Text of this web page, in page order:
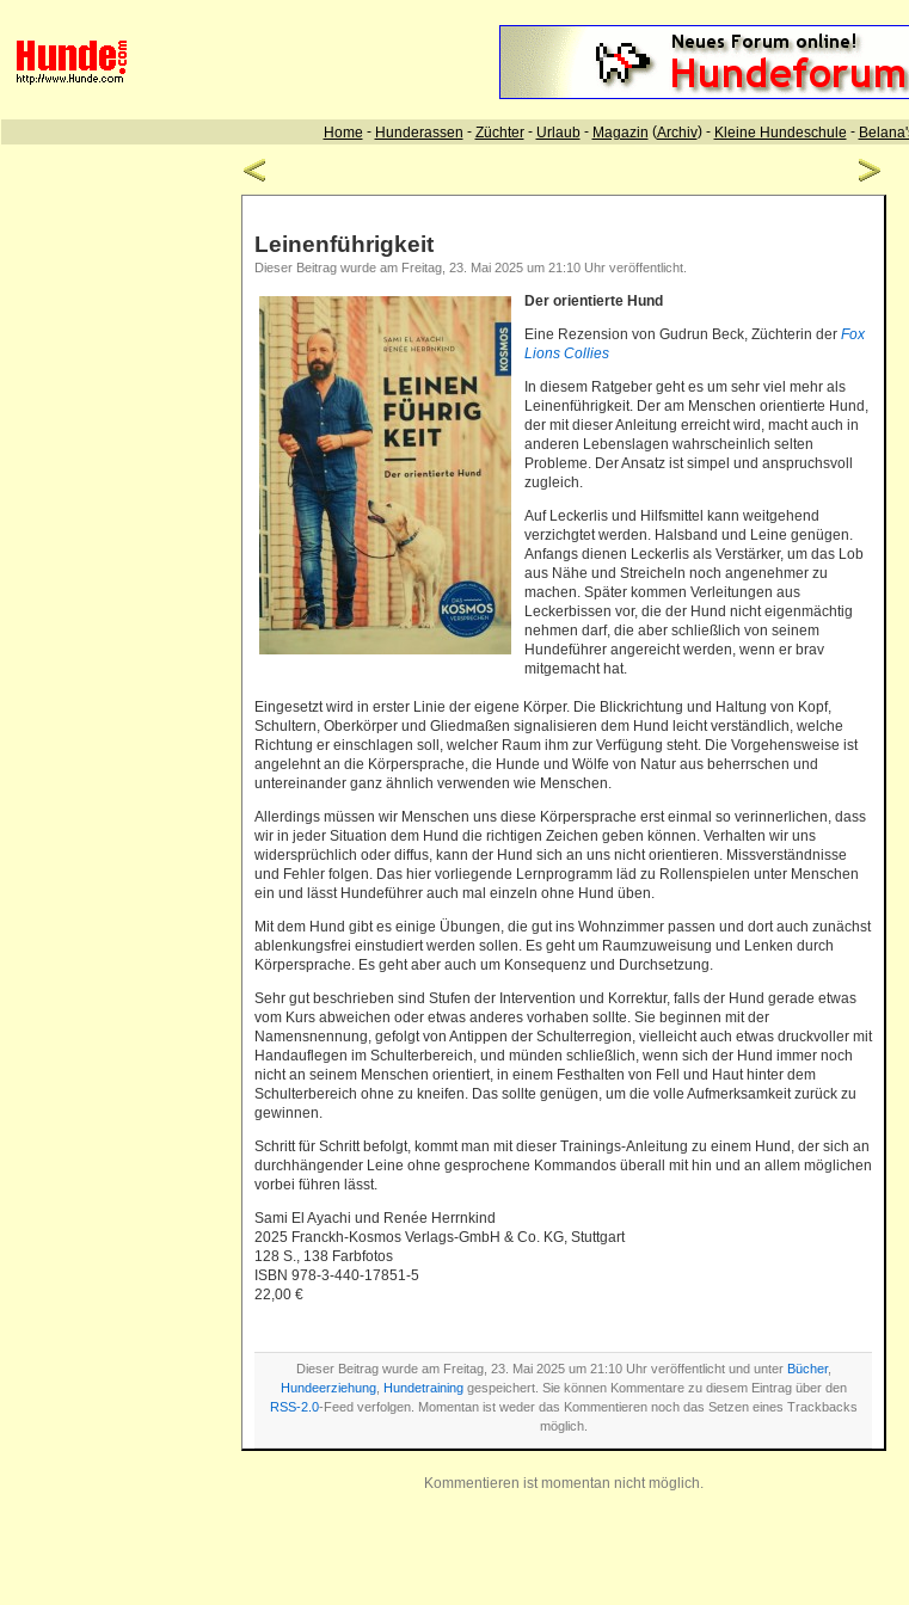
Leinenführigkeit
Dieser Beitrag wurde am Freitag, 23. Mai 2025 um 21:10 Uhr veröffentlicht.
Der orientierte Hund
Eine Rezension von Gudrun Beck, Züchterin der Fox
Lions Collies
In diesem Ratgeber geht es um sehr viel mehr als
Leinenführigkeit. Der am Menschen orientierte Hund,
der mit dieser Anleitung erreicht wird, macht auch in
anderen Lebenslagen wahrscheinlich selten
Probleme. Der Ansatz ist simpel und anspruchsvoll
zugleich.
Auf Leckerlis und Hilfsmittel kann weitgehend
verzichgtet werden. Halsband und Leine genügen.
Anfangs dienen Leckerlis als Verstärker, um das Lob
aus Nähe und Streicheln noch angenehmer zu
machen. Später kommen Verleitungen aus
Leckerbissen vor, die der Hund nicht eigenmächtig
nehmen darf, die aber schließlich von seinem
Hundeführer angereicht werden, wenn er brav
mitgemacht hat.
Eingesetzt wird in erster Linie der eigene Körper. Die Blickrichtung und Haltung von Kopf,
Schultern, Oberkörper und Gliedmaßen signalisieren dem Hund leicht verständlich, welche
Richtung er einschlagen soll, welcher Raum ihm zur Verfügung steht. Die Vorgehensweise ist
angelehnt an die Körpersprache, die Hunde und Wölfe von Natur aus beherrschen und
untereinander ganz ähnlich verwenden wie Menschen.
Allerdings müssen wir Menschen uns diese Körpersprache erst einmal so verinnerlichen, dass
wir in jeder Situation dem Hund die richtigen Zeichen geben können. Verhalten wir uns
widersprüchlich oder diffus, kann der Hund sich an uns nicht orientieren. Missverständnisse
und Fehler folgen. Das hier vorliegende Lernprogramm läd zu Rollenspielen unter Menschen
ein und lässt Hundeführer auch mal einzeln ohne Hund üben.
Mit dem Hund gibt es einige Übungen, die gut ins Wohnzimmer passen und dort auch zunächst
ablenkungsfrei einstudiert werden sollen. Es geht um Raumzuweisung und Lenken durch
Körpersprache. Es geht aber auch um Konsequenz und Durchsetzung.
Sehr gut beschrieben sind Stufen der Intervention und Korrektur, falls der Hund gerade etwas
vom Kurs abweichen oder etwas anderes vorhaben sollte. Sie beginnen mit der
Namensnennung, gefolgt von Antippen der Schulterregion, vielleicht auch etwas druckvoller mit
Handauflegen im Schulterbereich, und münden schließlich, wenn sich der Hund immer noch
nicht an seinem Menschen orientiert, in einem Festhalten von Fell und Haut hinter dem
Schulterbereich ohne zu kneifen. Das sollte genügen, um die volle Aufmerksamkeit zurück zu
gewinnen.
Schritt für Schritt befolgt, kommt man mit dieser Trainings-Anleitung zu einem Hund, der sich an
durchhängender Leine ohne gesprochene Kommandos überall mit hin und an allem möglichen
vorbei führen lässt.
Sami El Ayachi und Renée Herrnkind
2025 Franckh-Kosmos Verlags-GmbH & Co. KG, Stuttgart
128 S., 138 Farbfotos
ISBN 978-3-440-17851-5
22,00 €
Dieser Beitrag wurde am Freitag, 23. Mai 2025 um 21:10 Uhr veröffentlicht und unter Bücher,
Hundeerziehung, Hundetraininggespeichert. Sie können Kommentare zu diesem Eintrag über den
RSS-2.0-Feed verfolgen. Momentan ist weder das Kommentieren noch das Setzen eines Trackbacks
möglich.
Kommentieren ist momentan nicht möglich.